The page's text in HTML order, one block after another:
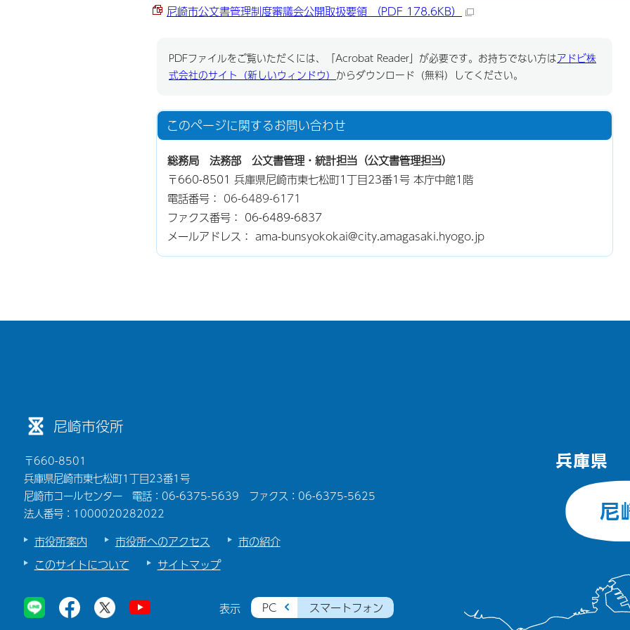
尼崎市公文書管理制度審議会公開取扱要領 （PDF 178.6KB）
PDFファイルをご覧いただくには、「Acrobat Reader」が必要です。お持ちでない方はアドビ株
式会社のサイト（新しいウィンドウ） からダウンロード（無料）してください。
このページに関するお問い合わせ
総務局 法務部 公文書管理・統計担当（公文書管理担当）
〒660-8501 兵庫県尼崎市東七松町1丁目23番1号 本庁中館1階
電話番号： 06-6489-6171
ファクス番号： 06-6489-6837
メールアドレス： ama-bunsyokokai@city.amagasaki.hyogo.jp
尼崎市役所
〒660-8501
兵庫県尼崎市東七松町1丁目23番1号
尼崎市コールセンター 電話：06-6375-5639 ファクス：06-6375-5625
法人番号：1000020282022
市役所案内 市役所へのアクセス
市の紹介
このサイトについて
サイトマップ
表示 PC スマートフォン